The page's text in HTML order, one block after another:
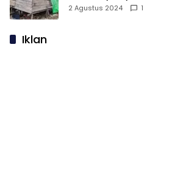
Huni
2 Agustus 2024 1
Iklan